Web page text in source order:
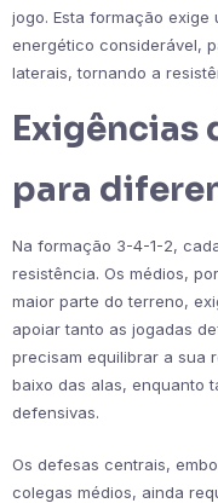
jogo. Esta formação exige
energético considerável,
laterais, tornando a
Exigências
para
Na formação 3-4-1-2,
resistência. Os médios,
maior parte do terreno,
apoiar tanto as jogadas
precisam equilibrar a sua
baixo das alas, enquanto
defensivas.
Os defesas centrais,
colegas médios, ainda